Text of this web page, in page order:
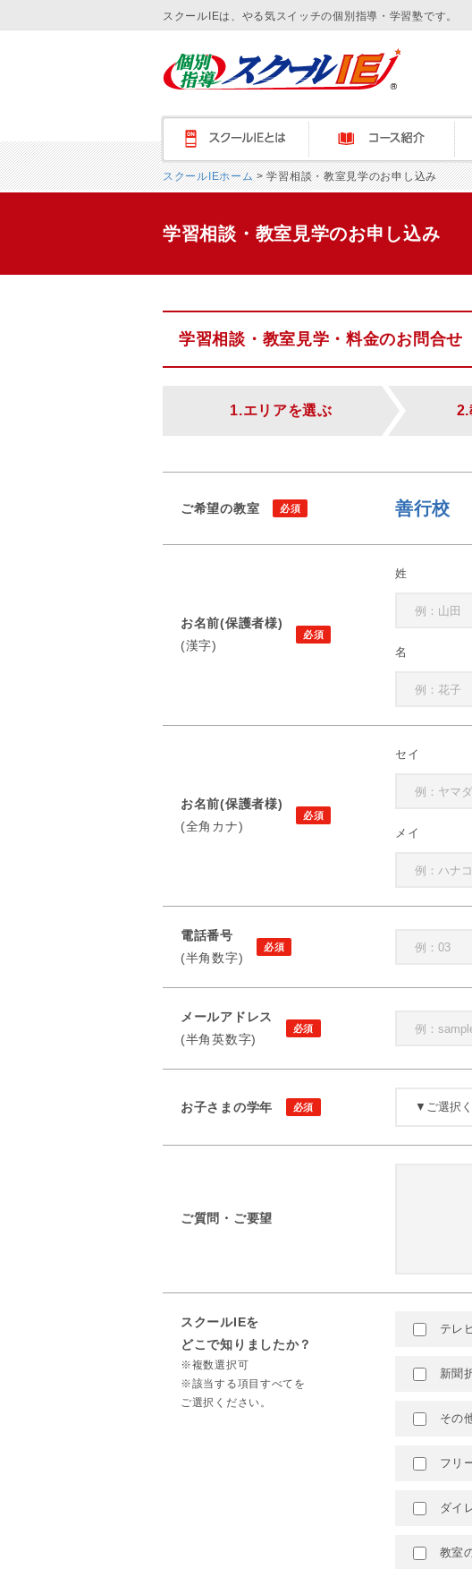
スクールIEは、やる気スイッチの個別指導・学習塾です。
スクールＩＥとは コース紹介 IE
スクールIEホーム> 学習相談・教室見学のお申し込み
学習相談・教室見学のお申し込み
学習相談・教室見学・料金のお問合せ
1.エリアを選ぶ 2.
ご希望の教室 善行校
お名前(保護者様)
(漢字)
姓
名
お名前(保護者様)
(全角カナ)
セイ
メイ
電話番号
(半角数字)
メールアドレス
(半角英数字)
お子さまの学年
ご質問・ご要望
スクールIEを
どこで知りましたか？
※複数選択可
※該当する項目すべてを
ご選択ください。
テレ
新聞
その
フリ
ダイ
教室